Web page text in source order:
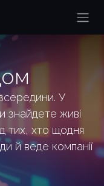
У
знайдете живі
тих, хто щодня
й веде компанії